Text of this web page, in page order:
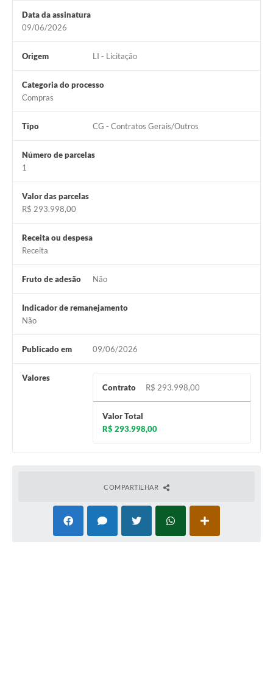
Data da assinatura
09/06/2026
Origem LI - Licitação
Categoria do processo
Compras
Tipo CG - Contratos Gerais/Outros
Número de parcelas
1
Valor das parcelas
R$ 293.998,00
Receita ou despesa
Receita
Fruto de adesão Não
Indicador de remanejamento
Não
Publicado em 09/06/2026
Valores
Contrato
R$ 293.998,00
Valor Total
R$ 293.998,00
COMPARTILHAR